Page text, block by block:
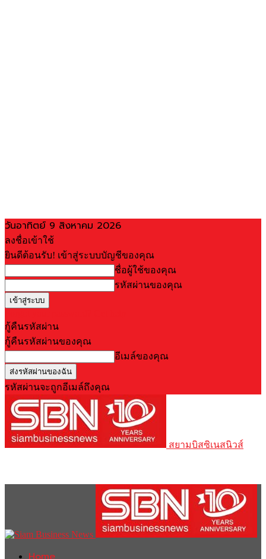
วันอาทิตย์ 9 สิงหาคม 2026
ลงชื่อเข้าใช้
ยินดีต้อนรับ! เข้าสู่ระบบบัญชีของคุณ
ชื่อผู้ใช้ของคุณ
รหัสผ่านของคุณ
กู้คืนรหัสผ่าน
กู้คืนรหัสผ่านของคุณ
อีเมล์ของคุณ
รหัสผ่านจะถูกอีเมล์ถึงคุณ
สยามบิสซิเนสนิวส์